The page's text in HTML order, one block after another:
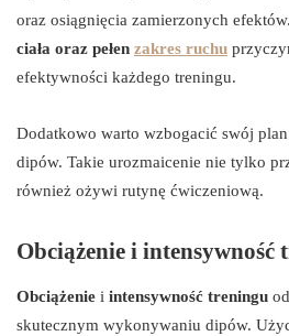
oraz osiągnięcia zamierzonych efektów.
ciała oraz pełen zakres ruchu
efektywności każdego treningu.
Dodatkowo warto wzbogacić swój
dipów. Takie urozmaicenie nie tylko
również ożywi rutynę ćwiczeniową.
Obciążenie i intensywność
Obciążenie i intensywność treningu
skutecznym wykonywaniu dipów.